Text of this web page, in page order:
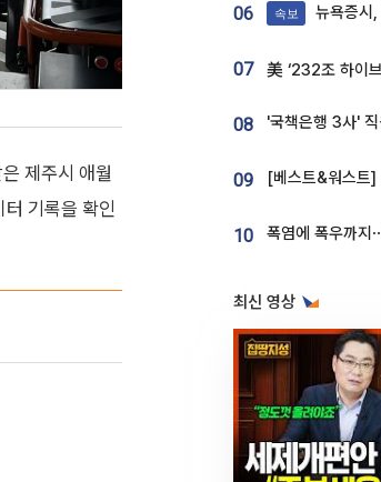
제주시 애월
기록을 확인
06 속보 뉴욕증시
07
08
09
10
최신 영상